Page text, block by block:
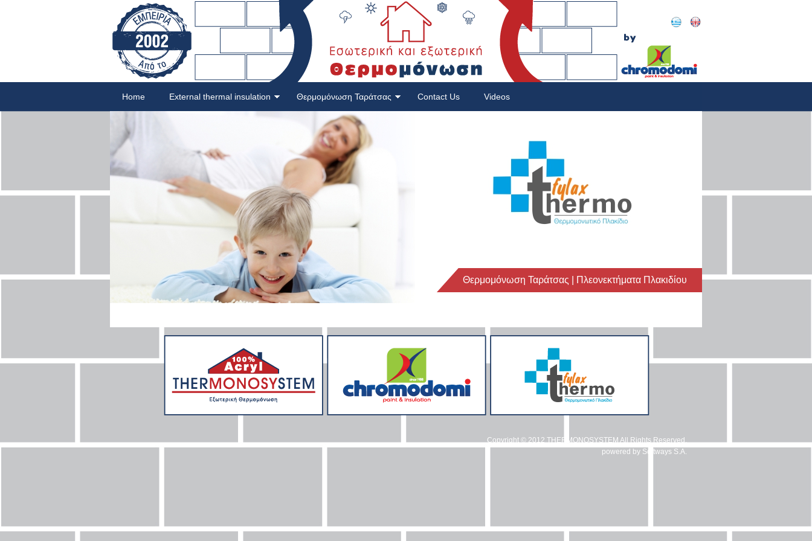
Home External thermal insulation Θερμομόνωση Ταράτσας Contact Us Videos
Θερμομόνωση Ταράτσας | Πλεονεκτήματα Πλακιδίου
Copyright © 2012 THERMONOSYSTEM All Rights Reserved.
powered by Softways S.A.